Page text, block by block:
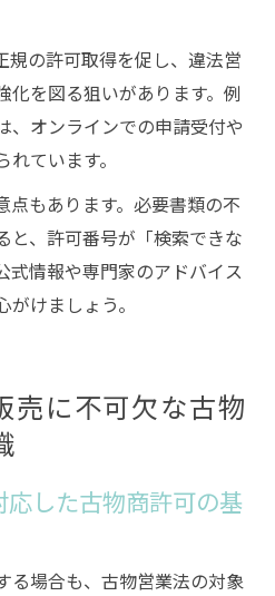
規の許可取得を促し、違法営
化を図る狙いがあります。例
、オンラインでの申請受付や
ています。
点もあります。必要書類の不
と、許可番号が「検索できな
式情報や専門家のアドバイス
けましょう。
売に不可欠な古物
した古物商許可の基
る場合も、古物営業法の対象